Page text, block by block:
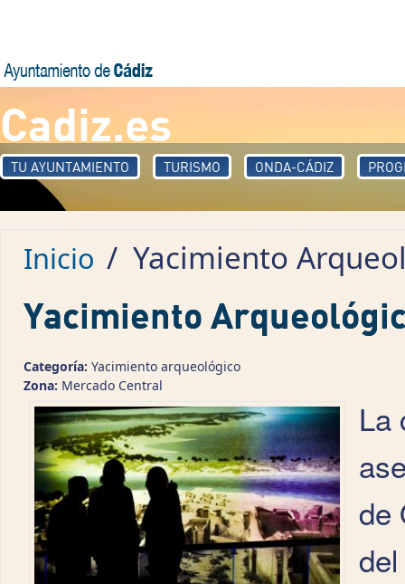
Cadiz.es
TU AYUNTAMIENTO TURISMO ONDA-CÁDIZ
Inicio / Yacimiento
Yacimiento
Categoría: Yacimiento arqueológico
Zona: Mercado Central
La
de